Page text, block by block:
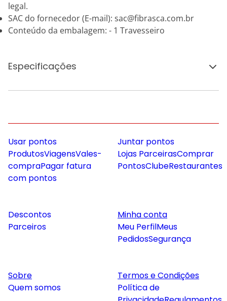
legal.
SAC do fornecedor (E-mail): sac@fibrasca.com.br
Conteúdo da embalagem: - 1 Travesseiro
Especificações
Usar pontos
ProdutosViagensVales-
compraPagar fatura
com pontos
Juntar pontos
Lojas ParceirasComprar
PontosClubeRestaurantes
Descontos
Parceiros
Minha conta
Meu PerfilMeus
PedidosSegurança
Sobre
Quem somos
Termos e Condições
Política de